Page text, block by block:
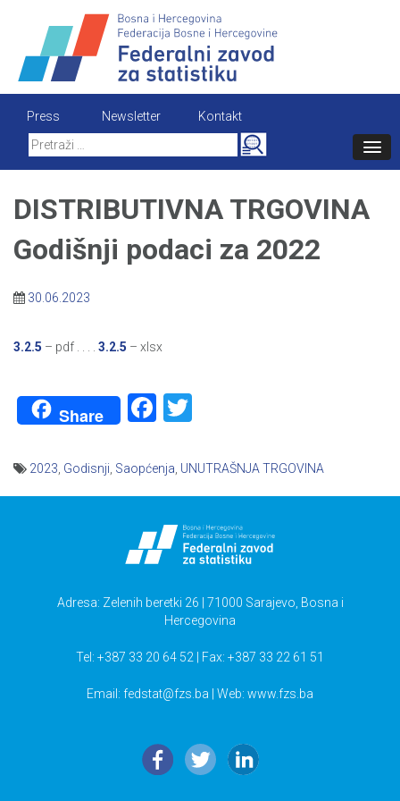
content
Press Newsletter
Kontakt
Search
for:
DISTRIBUTIVNA TRGOVINA
Godišnji podaci za 2022
30.06.2023
3.2.5 – pdf . . . . 3.2.5 – xlsx
Share Facebook
2023 Godisnji Saopćenja UNUTRAŠNJA TRGOVINA
Adresa: Zelenih beretki 26 | 71000 Sarajevo, Bosna i
Hercegovina
Tel: +387 33 20 64 52 | Fax: +387 33 22 61 51
Email: fedstat@fzs.ba | Web: www.fzs.ba